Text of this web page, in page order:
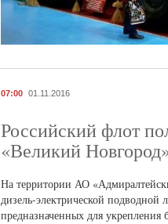
07:00 01.11.2016
Российский флот
«Великий
На территории АО
дизель-электрической
предназначенных для укрепления